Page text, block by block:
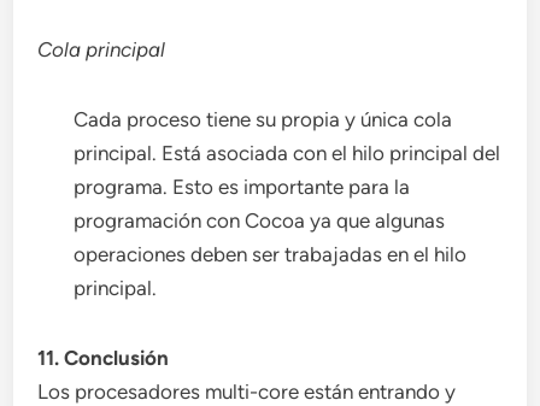
Cola principal
Cada proceso tiene su propia y única cola
principal. Está asociada con el hilo principal del
programa. Esto es importante para la
programación con Cocoa ya que algunas
operaciones deben ser trabajadas en el hilo
principal.
11. Conclusión
Los procesadores multi-core están entrando y